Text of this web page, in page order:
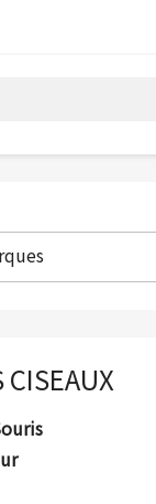
CISEAUX